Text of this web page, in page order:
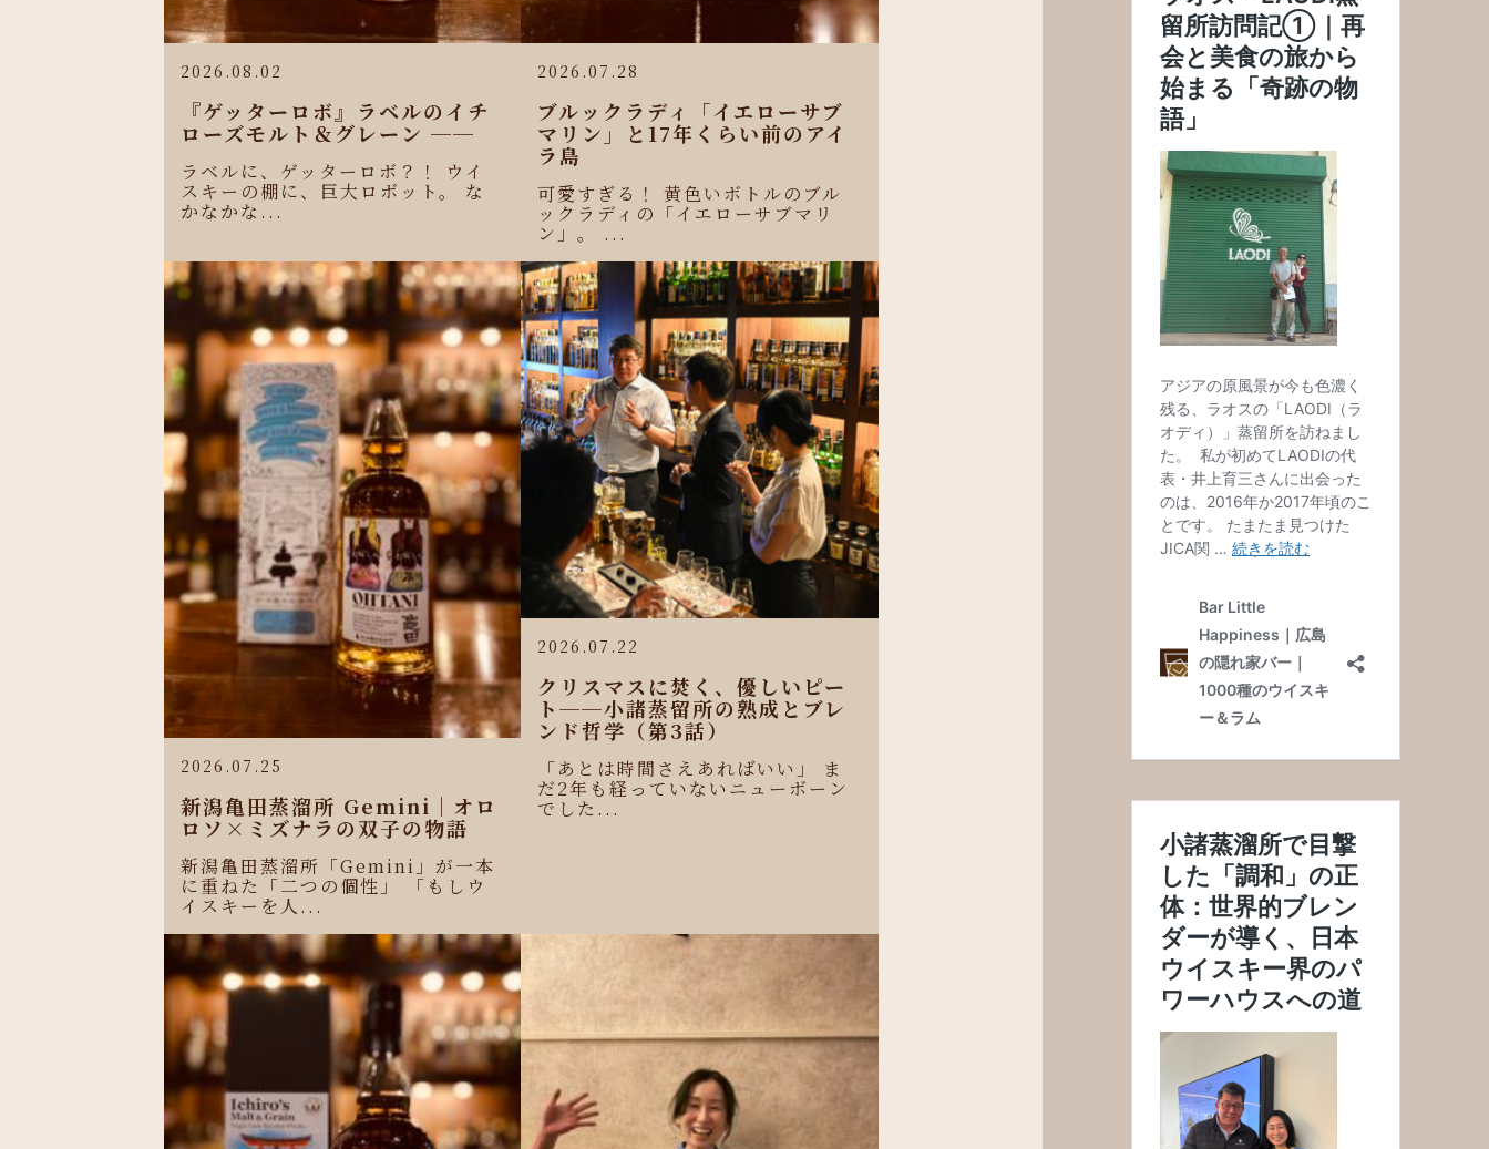
2026.08.02
『ゲッターロボ』ラベルのイチ
ローズモルト＆グレーン ──
ラベルに、ゲッターロボ？！ ウイ
スキーの棚に、巨大ロボット。 な
かなかな...
2026.07.28
ブルックラディ「イエローサブ
マリン」と17年くらい前のアイ
ラ島
可愛すぎる！ 黄色いボトルのブル
ックラディの「イエローサブマリ
ン」。 ...
2026.07.25
新潟亀田蒸溜所 Gemini｜オロ
ロソ×ミズナラの双子の物語
新潟亀田蒸溜所「Gemini」が一本
に重ねた「二つの個性」 「もしウ
イスキーを人...
2026.07.22
クリスマスに焚く、優しいピー
ト──小諸蒸留所の熟成とブレ
ンド哲学（第3話）
「あとは時間さえあればいい」 ま
だ2年も経っていないニューボーン
でした...